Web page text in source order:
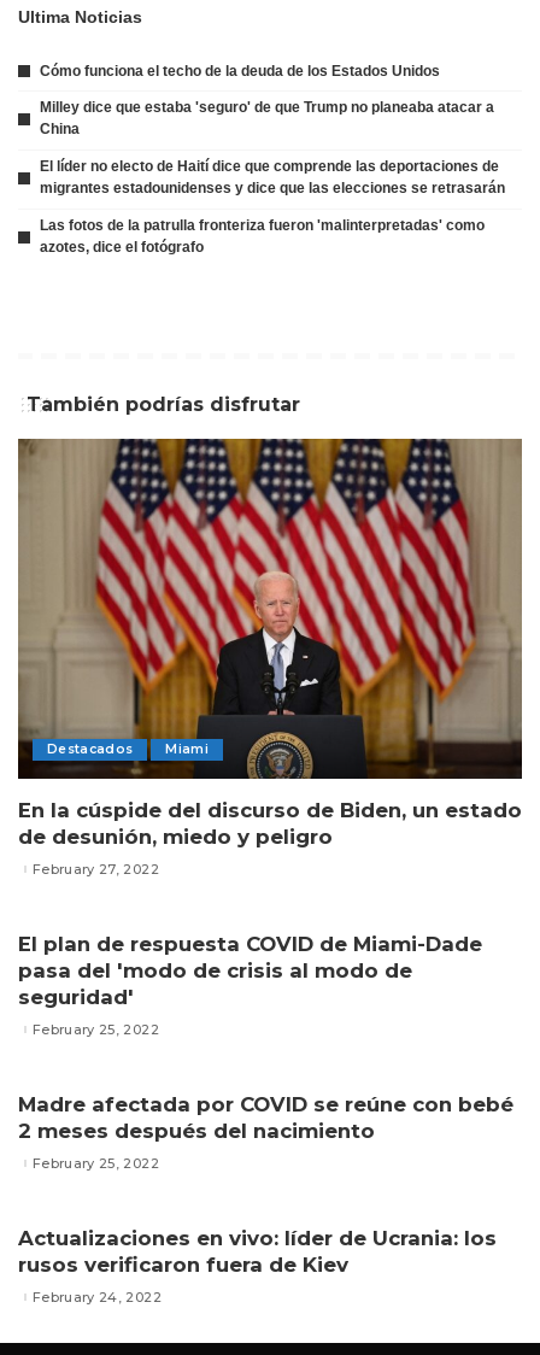
Ultima Noticias
Cómo funciona el techo de la deuda de los Estados Unidos
Milley dice que estaba 'seguro' de que Trump no planeaba atacar a
China
El líder no electo de Haití dice que comprende las deportaciones de
migrantes estadounidenses y dice que las elecciones se retrasarán
Las fotos de la patrulla fronteriza fueron 'malinterpretadas' como
azotes, dice el fotógrafo
También podrías disfrutar
Destacados Miami
En la cúspide del discurso de Biden, un estado
de desunión, miedo y peligro
February 27, 2022
El plan de respuesta COVID de Miami-Dade
pasa del 'modo de crisis al modo de
seguridad'
February 25, 2022
Madre afectada por COVID se reúne con bebé
2 meses después del nacimiento
February 25, 2022
Actualizaciones en vivo: líder de Ucrania: los
rusos verificaron fuera de Kiev
February 24, 2022